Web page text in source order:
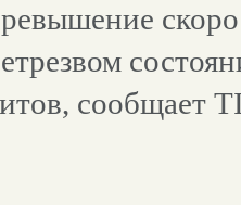
сообщает